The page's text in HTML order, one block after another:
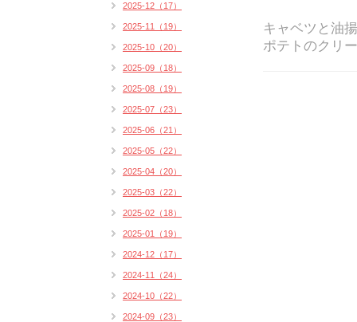
キャベツと油
ポテトのクリ
2025-12（17）
2025-11（19）
2025-10（20）
2025-09（18）
2025-08（19）
2025-07（23）
2025-06（21）
2025-05（22）
2025-04（20）
2025-03（22）
2025-02（18）
2025-01（19）
2024-12（17）
2024-11（24）
2024-10（22）
2024-09（23）